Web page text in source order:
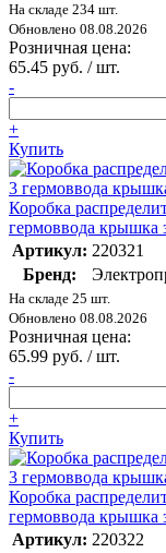
На складе 234 шт.
Обновлено 08.08.2026
Розничная цена:
65.45 руб. / шт.
-
+
Купить
Коробка
гермоввода крышка
Артикул: 220321
Бренд:
На складе 25 шт.
Обновлено 08.08.2026
Розничная цена:
65.99 руб. / шт.
-
+
Купить
Коробка
гермоввода крышка
Артикул: 220322